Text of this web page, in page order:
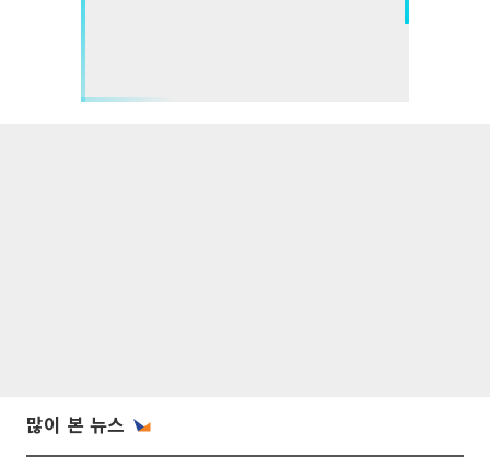
많이 본 뉴스